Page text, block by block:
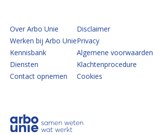
Over Arbo Unie
Werken bij Arbo Unie
Kennisbank
Diensten
Contact opnemen
Disclaimer
Privacy
Algemene voorwaarden
Klachtenprocedure
Cookies